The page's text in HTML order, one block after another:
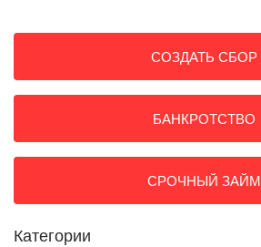
СОЗДАТЬ СБОР
БАНКРОТСТВО
СРОЧНЫЙ ЗАЙМ
Категории